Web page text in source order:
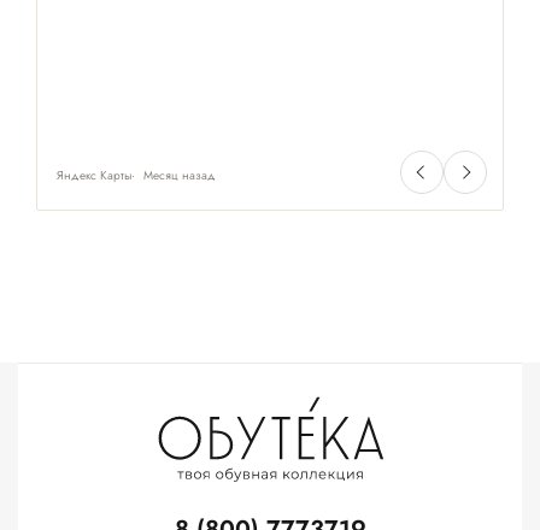
Яндекс Карты Месяц назад